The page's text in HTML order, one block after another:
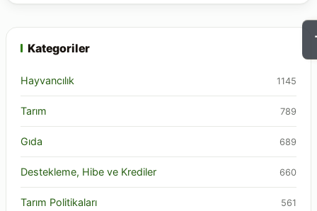
Kategoriler
Hayvancılık 1145
Tarım 789
Gıda 689
Destekleme, Hibe ve Krediler 660
Tarım Politikaları 561